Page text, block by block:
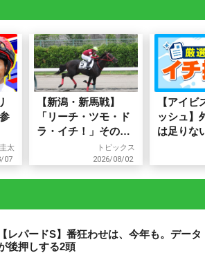
太
07
【新潟・新馬戦】
「リーチ・ツモ・ド
ラ・イチ！」その名
の通り一発ツモ！トピックス
2026/08/02
【アイビ
ッシュ】
は足りな
【レパードS】番狂わせは、今年も。データ
後押しする2頭